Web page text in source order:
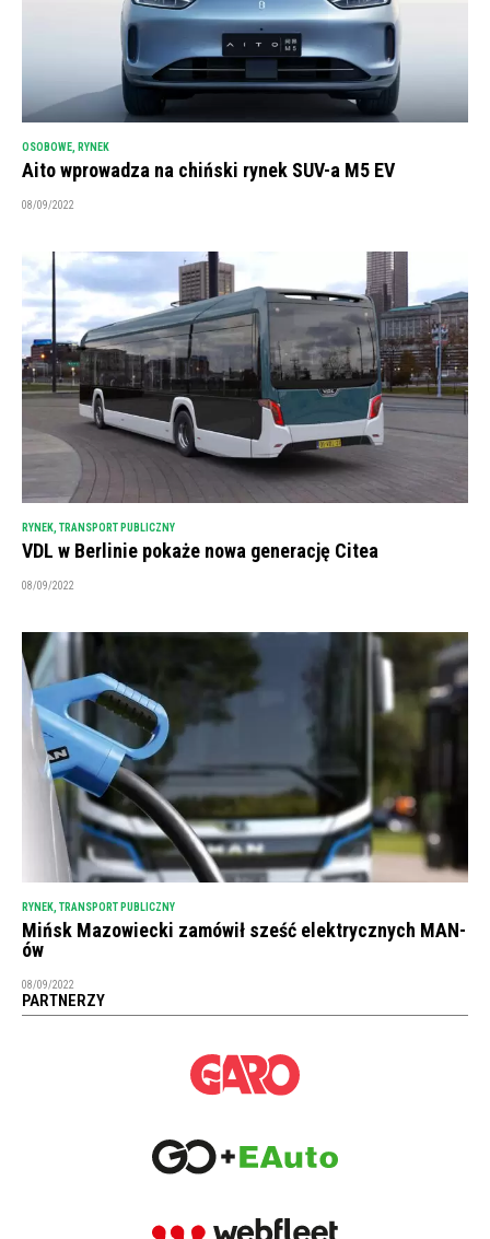
OSOBOWE, RYNEK
Aito wprowadza na chiński rynek SUV-a M5 EV
08/09/2022
RYNEK TRANSPORT PUBLICZNY
VDL w Berlinie pokaże nowa generację Citea
08/09/2022
RYNEK, TRANSPORT PUBLICZNY
Mińsk Mazowiecki zamówił sześć elektrycznych MAN-
ów
08/09/2022
PARTNERZY